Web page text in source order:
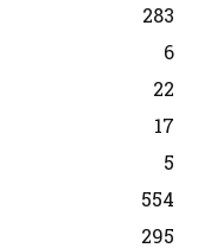
283
6
22
17
5
554
295